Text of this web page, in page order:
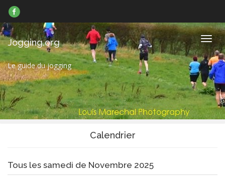
sur
Facebook
Jogging.org
Le guide du jogging
Calendrier
Tous les samedi de Novembre 2025